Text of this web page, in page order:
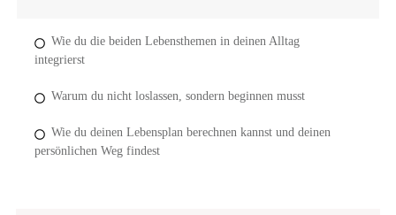
Wie du die beiden Lebensthemen in deinen Alltag
integrierst
Warum du nicht loslassen, sondern beginnen musst
Wie du deinen Lebensplan berechnen kannst und deinen
persönlichen Weg findest